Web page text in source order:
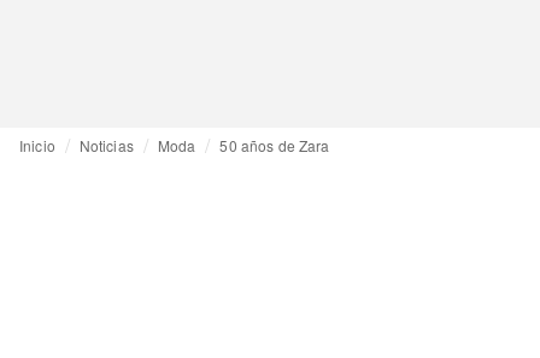
Inicio Noticias Moda 50 años de Zara